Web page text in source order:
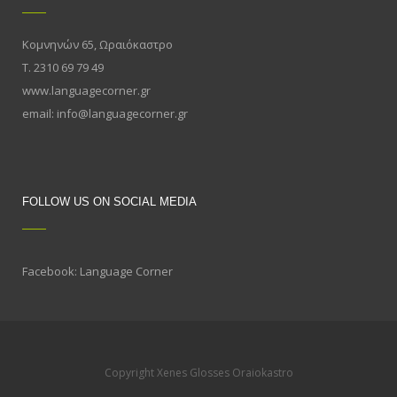
Κομνηνών 65, Ωραιόκαστρο
Τ. 2310 69 79 49
www.languagecorner.gr
email: info@languagecorner.gr
FOLLOW US ON SOCIAL MEDIA
Facebook: Language Corner
Copyright Xenes Glosses Oraiokastro